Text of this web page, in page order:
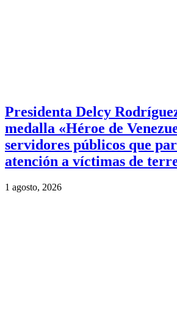
Presidenta Delcy
medalla «Héroe de
servidores públicos que
atención a víctimas de
1 agosto, 2026